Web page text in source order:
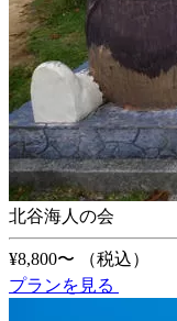
北谷海人の会
¥8,800〜
（税込）
プランを見る